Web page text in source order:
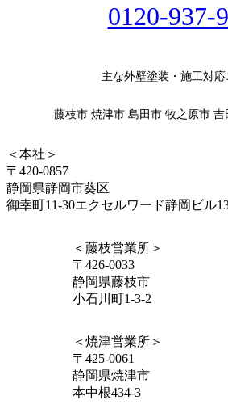
0120-937-
主な外壁塗装・施工対応
藤枝市 焼津市 島田市 牧之原市
＜本社＞
〒420-0857
静岡県静岡市葵区
御幸町11-30エクセルワード静岡ビル
＜藤枝営業所＞
〒426-0033
静岡県藤枝市
小石川町1-3-2
＜焼津営業所＞
〒425-0061
静岡県焼津市
本中根434-3